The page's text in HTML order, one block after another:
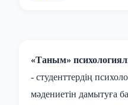
«Таным»
- студенттердің
мәдениетін дамытуға